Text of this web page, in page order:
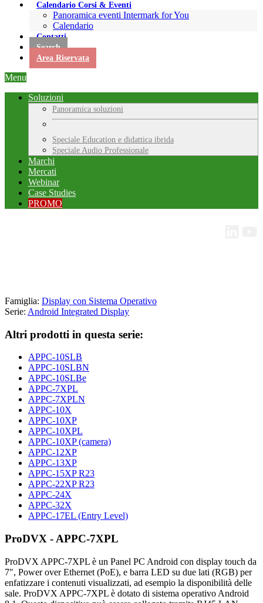
Calendario Corsi & Eventi
Panoramica eventi Intermark for You
Calendario
Contatti
Search
Area Riservata
Menu
Soluzioni
Panoramica soluzioni
Speciale Education e didattica ibrida
Speciale Audio Professionale
Marchi
Mercati
Webinar
Case Studies
PROMO
Famiglia: Display con Sistema Operativo
Serie: Android Integrated Display
Altri prodotti in questa serie:
APPC-10SLB
APPC-10SLBN
APPC-10SLBe
APPC-7XPL
APPC-7XPLN
APPC-10X
APPC-10XP
APPC-10XPL
APPC-10XP (camera)
APPC-12XP
APPC-13XP
APPC-15XP R23
APPC-22XP R23
APPC-24X
APPC-32X
APPC-17EL (Entry Level)
ProDVX - APPC-7XPL
ProDVX APPC-7XPL è un Panel PC Android con display touch da
7″, Power over Ethernet (PoE), e barra LED su due lati (RGB) per
enfatizzare i contenuti visualizzati, ad esempio la disponibilità delle
sale. ProDVX APPC-7XPL è dotato di sistema operativo Android